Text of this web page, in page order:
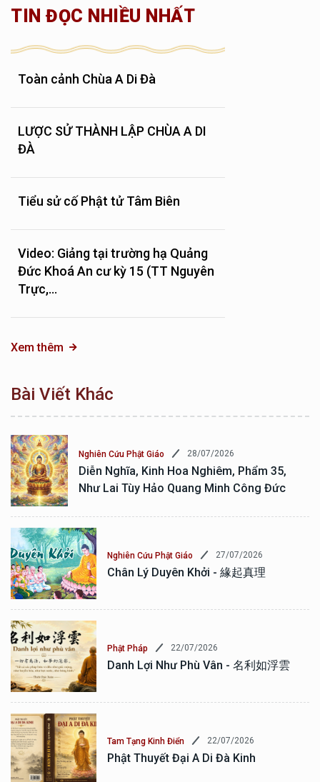
TIN ĐỌC NHIỀU NHẤT
Toàn cảnh Chùa A Di Đà
LƯỢC SỬ THÀNH LẬP CHÙA A DI
ĐÀ
Tiểu sử cố Phật tử Tâm Biên
Video: Giảng tại trường hạ Quảng
Đức Khoá An cư kỳ 15 (TT Nguyên
Trực,...
Xem thêm
Bài Viết Khác
Nghiên Cứu Phật Giáo 28/07/2026
Diễn Nghĩa, Kinh Hoa Nghiêm, Phẩm 35,
Như Lai Tùy Hảo Quang Minh Công Đức
Nghiên Cứu Phật Giáo 27/07/2026
Chân Lý Duyên Khởi - 緣起真理
Phật Pháp 22/07/2026
Danh Lợi Như Phù Vân - 名利如浮雲
Tam Tạng Kinh Điển 22/07/2026
Phật Thuyết Đại A Di Đà Kinh